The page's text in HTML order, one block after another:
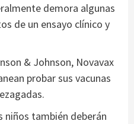
demora algunas
de un ensayo clínico y
& Johnson, Novavax
probar sus vacunas
niños también deberán